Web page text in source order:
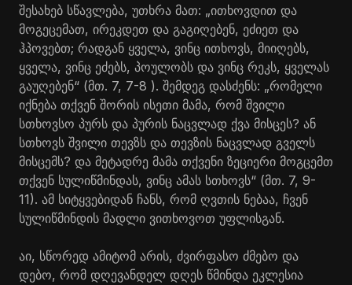
შესახებ სწავლება, უთხრა მათ: „ითხოვდით და
მოგეცემათ, ირეკდეთ და გაგიღებენ, ეძიეთ და
ჰპოვებთ; რადგან ყველა, ვინც ითხოვს, მიიღებს,
ყველა, ვინც ეძებს, პოულობს და ვინც რეკს, ყველას
გაუღებენ“ (მთ. 7, 7-8 ). შემდეგ დასძენს: „რომელი
იქნება თქვენ შორის ისეთი მამა, რომ შვილი
სთხოვსო პურს და პურის ნაცვლად ქვა მისცეს? ან
სთხოვს შვილი თევზს და თევზის ნაცვლად გველს
მისცემს? და მეტადრე მამა თქვენი ზეციერი მოგცემთ
თქვენ სულიწმინდას, ვინც ამას სთხოვს“ (მთ. 7, 9-
11). ამ სიტყვებიდან ჩანს, რომ ღვთის ნებაა, ჩვენ
სულიწმინდის მადლი ვითხოვოთ უფლისგან.
აი, სწორედ ამიტომ არის, ძვირფასო ძმებო და
დებო, რომ დღევანდელ დღეს წმინდა ეკლესია